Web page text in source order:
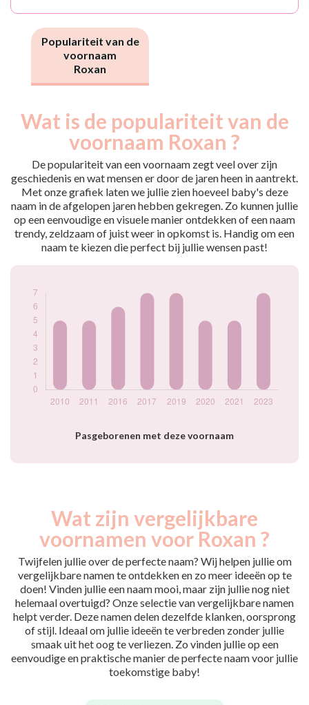
Populariteit van de
voornaam
Roxan
Wat is de populariteit van de
voornaam Roxan ?
De populariteit van een voornaam zegt veel over zijn
geschiedenis en wat mensen er door de jaren heen in aantrekt.
Met onze grafiek laten we jullie zien hoeveel baby's deze
naam in de afgelopen jaren hebben gekregen. Zo kunnen jullie
op een eenvoudige en visuele manier ontdekken of een naam
trendy, zeldzaam of juist weer in opkomst is. Handig om een
naam te kiezen die perfect bij jullie wensen past!
Pasgeborenen met deze voornaam
prénom Roxan par
année
Année
Nouveaux-
nés
2011
5
2016
6
2017
7
2019
7
2020
5
2021
5
7
Wat zijn vergelijkbare
voornamen voor Roxan ?
Twijfelen jullie over de perfecte naam? Wij helpen jullie om
vergelijkbare namen te ontdekken en zo meer ideeën op te
doen! Vinden jullie een naam mooi, maar zijn jullie nog niet
helemaal overtuigd? Onze selectie van vergelijkbare namen
helpt verder. Deze namen delen dezelfde klanken, oorsprong
of stijl. Ideaal om jullie ideeën te verbreden zonder jullie
smaak uit het oog te verliezen. Zo vinden jullie op een
eenvoudige en praktische manier de perfecte naam voor jullie
toekomstige baby!